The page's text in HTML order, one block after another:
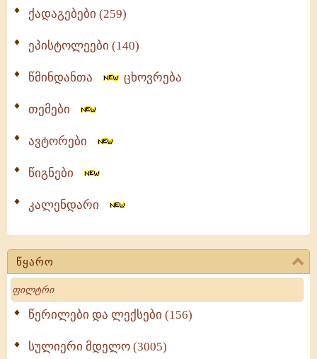
ქადაგებები (259)
ეპისტოლეები (140)
წმინდანთა ცხოვრება
თემები
ავტორები
წიგნები
კალენდარი
წყარო
Search
წერილები და ლექსები (156)
სულიერი მდელო (3005)